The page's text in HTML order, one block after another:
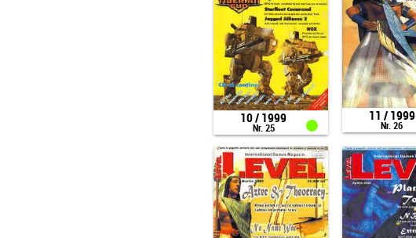
10 / 1999
Nr. 25
11 / 1999
Nr. 26